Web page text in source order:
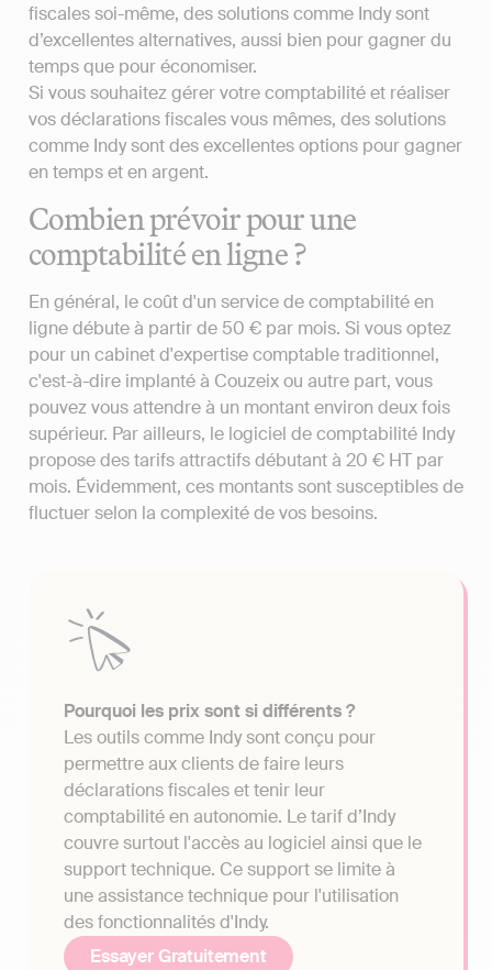
fiscales soi-même, des solutions comme Indy sont
d’excellentes alternatives, aussi bien pour gagner du
temps que pour économiser.
Si vous souhaitez gérer votre comptabilité et réaliser
vos déclarations fiscales vous mêmes, des solutions
comme Indy sont des excellentes options pour gagner
en temps et en argent.
Combien prévoir pour une
comptabilité en ligne ?
En général, le coût d'un service de comptabilité en
ligne débute à partir de 50 € par mois. Si vous optez
pour un cabinet d'expertise comptable traditionnel,
c'est-à-dire implanté à Couzeix ou autre part, vous
pouvez vous attendre à un montant environ deux fois
supérieur. Par ailleurs, le logiciel de comptabilité Indy
propose des tarifs attractifs débutant à 20 € HT par
mois. Évidemment, ces montants sont susceptibles de
fluctuer selon la complexité de vos besoins.
Pourquoi les prix sont si différents ?
Les outils comme Indy sont conçu pour
permettre aux clients de faire leurs
déclarations fiscales et tenir leur
comptabilité en autonomie. Le tarif d’Indy
couvre surtout l'accès au logiciel ainsi que le
support technique. Ce support se limite à
une assistance technique pour l'utilisation
des fonctionnalités d'Indy.
Essayer Gratuitement